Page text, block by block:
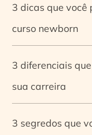
3 dicas que você
curso newborn
3 diferenciais
sua carreira
3 segredos que